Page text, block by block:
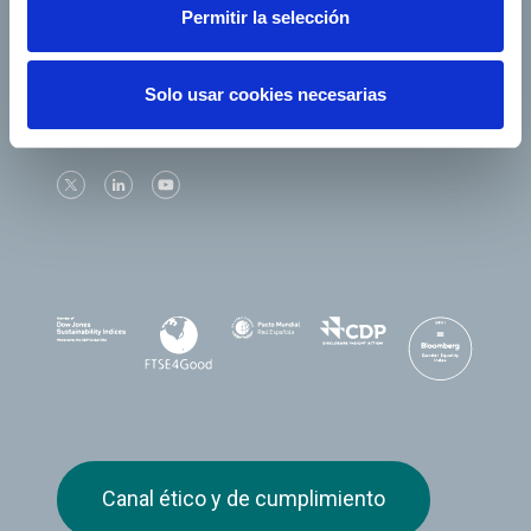
Permitir la selección
Solo usar cookies necesarias
Síguenos
Canal ético y de cumplimiento